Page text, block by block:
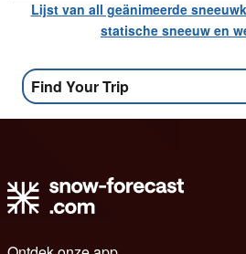
Lijst van all geänimeerde
statische sneeuw en
Find Your Trip